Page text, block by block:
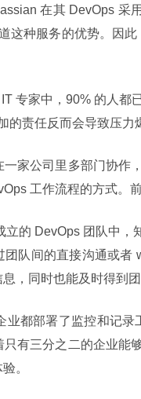
在其 DevOps 采
这种服务的优势。因
专家中，90% 的人都
的责任反而会导致压力
家公司里多部门协作
工作流程的方式。
的 DevOps 团队中
团队间的直接沟通或
，同时也能及时得到团
业都部署了监控和记
有三分之二的企业能
。